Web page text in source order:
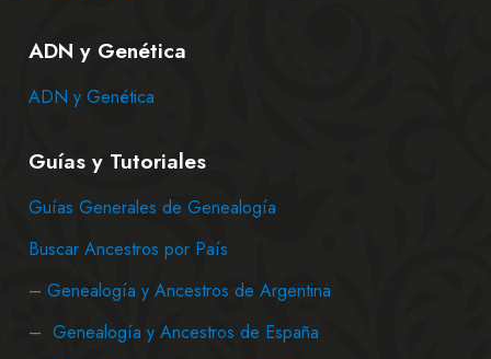
ADN y Genética
ADN y Genética
Guías y Tutoriales
Guías Generales de Genealogía
Buscar Ancestros por País
– Genealogía y Ancestros de Argentina
– Genealogía y Ancestros de España